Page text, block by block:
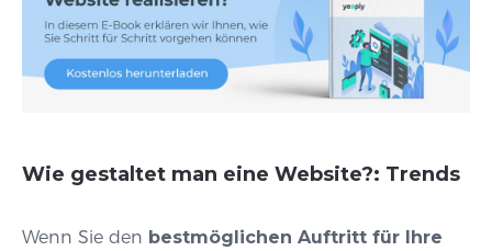
Wie gestaltet man eine Website?: Trends
Wenn Sie den bestmöglichen Auftritt für Ihre